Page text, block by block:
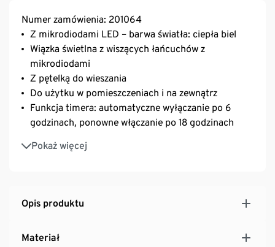
Numer zamówienia: 201064
Z mikrodiodami LED – barwa światła: ciepła biel
Wiązka świetlna z wiszących łańcuchów z
mikrodiodami
Z pętelką do wieszania
Do użytku w pomieszczeniach i na zewnątrz
Funkcja timera: automatyczne wyłączanie po 6
godzinach, ponowne włączanie po 18 godzinach
Pokaż więcej
Z zasilaczem sieciowym i przewodem
doprowadzającym o długości 5 m
Opis produktu
Materiał